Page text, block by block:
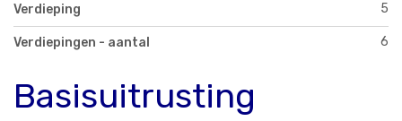
Verdieping 5
Verdiepingen - aantal 6
Basisuitrusting